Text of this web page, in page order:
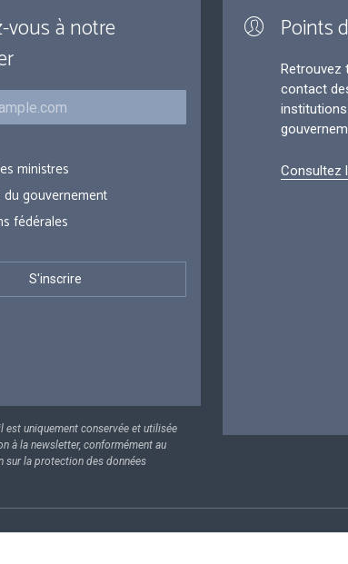
vous à notre
ministres
du gouvernement
fédérales
est uniquement conservée et utilisée
à la newsletter, conformément au
sur la protection des données
Points
Retrouvez
contact
Consultez